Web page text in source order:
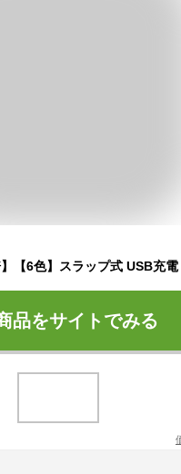
品をサイトでみる